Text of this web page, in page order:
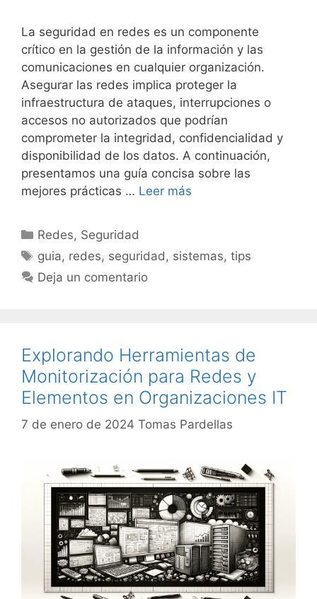
La seguridad en redes es un componente
crítico en la gestión de la información y las
comunicaciones en cualquier organización.
Asegurar las redes implica proteger la
infraestructura de ataques, interrupciones o
accesos no autorizados que podrían
comprometer la integridad, confidencialidad y
disponibilidad de los datos. A continuación,
presentamos una guía concisa sobre las
mejores prácticas … Leer más
Categorías
Redes, Seguridad
Etiquetas
guia, redes, seguridad , sistemas,tips
Deja un comentario
Explorando Herramientas de
Monitorización para Redes y
Elementos en Organizaciones IT
7 de enero de 2024 Tomas Pardellas